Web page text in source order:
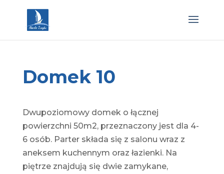
Domek 10
Dwupoziomowy domek o łącznej
powierzchni 50m2, przeznaczony jest dla 4-
6 osób. Parter składa się z salonu wraz z
aneksem kuchennym oraz łazienki. Na
piętrze znajdują się dwie zamykane,